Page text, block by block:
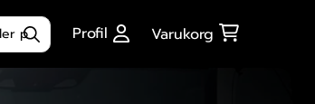
Profil Varukorg